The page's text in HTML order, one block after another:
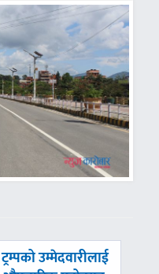
अघिल्लाे
ट्रम्पको उम्मेदवारीलाई